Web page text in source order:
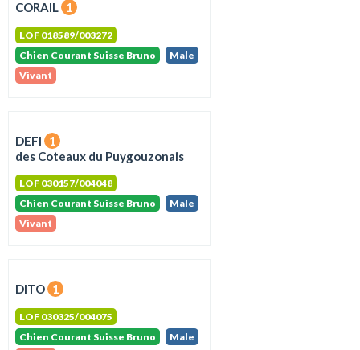
CORAIL 1
LOF 018589/003272
Chien Courant Suisse Bruno
Male
Vivant
DEFI
1
des Coteaux du Puygouzonais
LOF 030157/004048
Chien Courant Suisse Bruno
Male
Vivant
DITO 1
LOF 030325/004075
Chien Courant Suisse Bruno
Male